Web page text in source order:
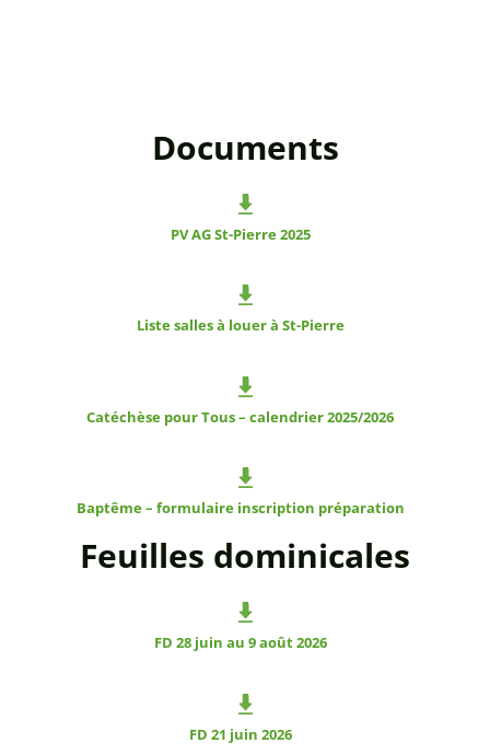
Documents
PV AG St-Pierre 2025
Liste salles à louer à St-Pierre
Catéchèse pour Tous – calendrier 2025/2026
Baptême – formulaire inscription préparation
Feuilles dominicales
FD 28 juin au 9 août 2026
FD 21 juin 2026